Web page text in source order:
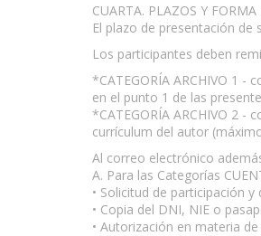
CUARTA. PLAZOS Y
El plazo de presentación
Los participantes deben
*CATEGORÍA ARCHIVO 1
en el punto 1 de las
*CATEGORÍA ARCHIVO 2
currículum del autor
Al correo electrónico
A. Para las Categorías
• Solicitud de participación
• Copia del DNI, NIE o
• Autorización en materia